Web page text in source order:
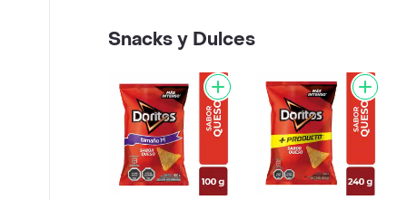
Snacks y Dulces